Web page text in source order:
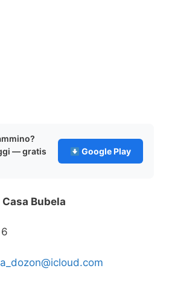
— gratis
Google Play
Casa Bubela